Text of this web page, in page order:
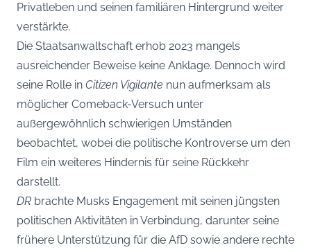
Privatleben und seinen familiären Hintergrund weiter
verstärkte.
Die Staatsanwaltschaft erhob 2023 mangels
ausreichender Beweise keine Anklage. Dennoch wird
seine Rolle in Citizen Vigilante nun aufmerksam als
möglicher Comeback-Versuch unter
außergewöhnlich schwierigen Umständen
beobachtet, wobei die politische Kontroverse um den
Film ein weiteres Hindernis für seine Rückkehr
darstellt.
DR brachte Musks Engagement mit seinen jüngsten
politischen Aktivitäten in Verbindung, darunter seine
frühere Unterstützung für die AfD sowie andere rechte